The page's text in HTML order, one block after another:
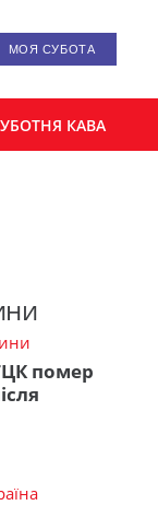
МОЯ СУБОТА
КАВА
помер